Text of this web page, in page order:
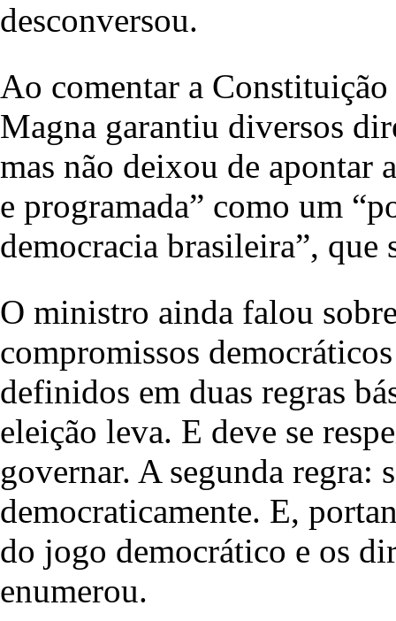
desconversou.
Ao comentar a
Magna garantiu diversos
mas não deixou de apontar
e programada” como um
democracia brasileira”,
O ministro ainda falou
compromissos
definidos em duas regras
eleição leva. E deve se
governar. A segunda regra:
democraticamente. E,
do jogo democrático e os
enumerou.